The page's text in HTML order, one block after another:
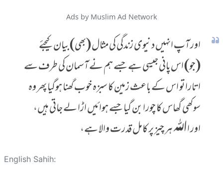
Ads by Muslim Ad Network
اور آپ انہیں دنیوی زندگی کی مثال (بھی) بیان کیجئے
(جو) اس پانی جیسی ہے جسے ہم نے آسمان کی طرف سے
اتارا تو اس کے باعث زمین کا سبزہ خوب گھنا ہوگیا پھر وہ
سوکھی گھاس کا چورا بن گیا جسے ہوائیں اڑا لے جاتی ہیں،
اور اﷲ ہر چیز پر کامل قدرت والا ہے،
English Sahih: